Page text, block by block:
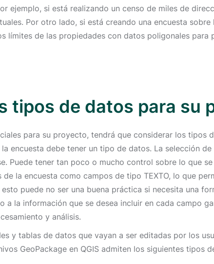
ejemplo, si está realizando un censo de miles de
Por otro lado, si está creando una encuesta
límites de las propiedades con datos poligonales para
tipos de datos para su
para su proyecto, tendrá que considerar los tipos
encuesta debe tener un tipo de datos. La selección
Puede tener tan poco o mucho control sobre lo que
la encuesta como campos de tipo TEXTO, lo que
puede no ser una buena práctica si necesita una
la información que se desea incluir en cada campo
y análisis.
y tablas de datos que vayan a ser editadas por los
GeoPackage en QGIS admiten los siguientes tipos